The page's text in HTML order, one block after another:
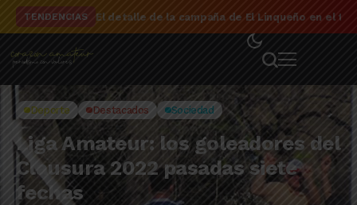
TENDENCIAS El detalle de la campaña de El Linqueño en el
Deporte Destacados Sociedad
Liga Amateur: los goleadores del
Clausura 2022 pasadas siete
fechas